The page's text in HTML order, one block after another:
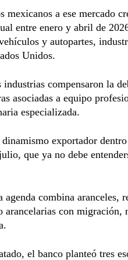
mexicanos a ese mercado
entre enero y abril de
y autopartes,
Unidos.
industrias compensaron la
asociadas a equipo
especializada.
exportador
que ya no debe
combina aranceles,
arancelarias con migración,
el banco planteó tres